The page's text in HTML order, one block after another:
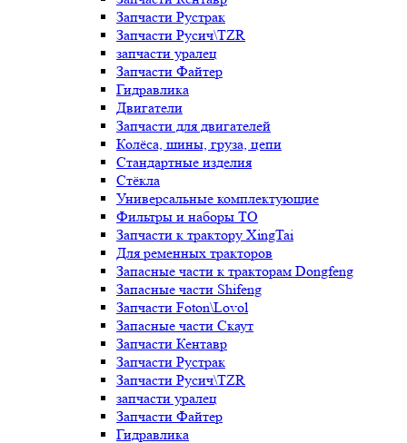
Запчасти Рустрак
Запчасти Русич\TZR
запчасти уралец
Запчасти Файтер
Гидравлика
Двигатели
Запчасти для двигателей
Колёса, шины, груза, цепи
Стандартные изделия
Стёкла
Универсальные комплектующие
Фильтры и наборы ТО
Запчасти к трактору XingTai
Для ременных тракторов
Запасные части к тракторам Dongfeng
Запасные части Shifeng
Запчасти Foton\Lovol
Запасные части Скаут
Запчасти Кентавр
Запчасти Рустрак
Запчасти Русич\TZR
запчасти уралец
Запчасти Файтер
Гидравлика